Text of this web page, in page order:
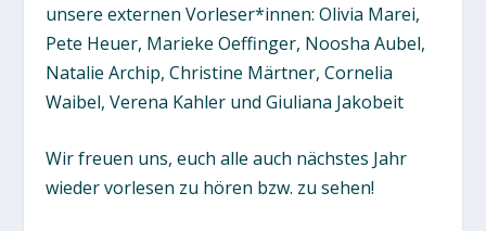
unsere externen Vorleser*innen: Olivia Marei,
Pete Heuer, Marieke Oeffinger, Noosha Aubel,
Natalie Archip, Christine Märtner, Cornelia
Waibel, Verena Kahler und Giuliana Jakobeit
Wir freuen uns, euch alle auch nächstes Jahr
wieder vorlesen zu hören bzw. zu sehen!